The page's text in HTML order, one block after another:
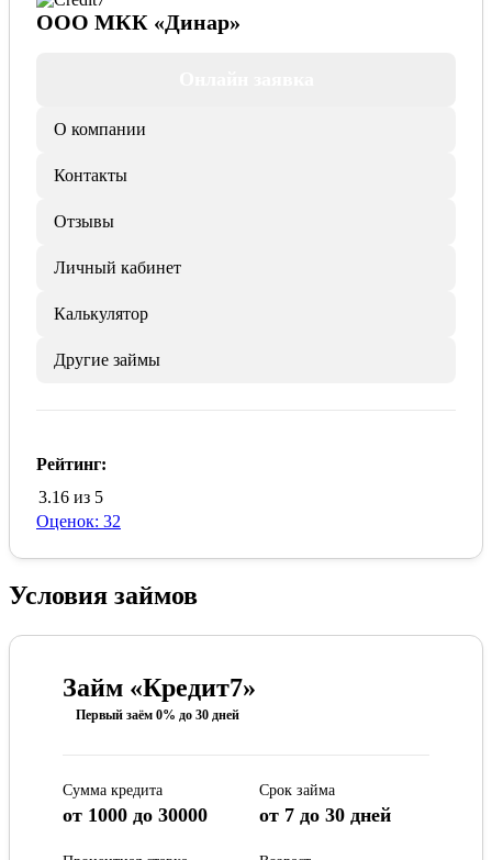
ООО МКК «Динар»
О компании
Контакты
Отзывы
Личный кабинет
Калькулятор
Другие займы
Рейтинг:
3.16 из 5
Оценок: 32
Условия займов
Займ «Кредит7»
Первый заём 0% до 30 дней
Сумма кредита
от 1000 до 30000
Срок займа
от 7 до 30 дней